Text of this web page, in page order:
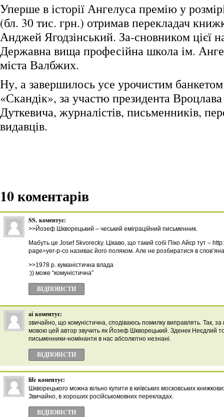
Уперше в історії Ангелуса премію у
(бл. 30 тис. грн.) отримав перекладач
Анджей Ягодзінський. За-сновником цієї
Державна вища професійна школа ім.
міста Валбжих.
Ну, а завершилось усе урочистим банкетом
«Скандік», за участю президента
Дуткевича, журналістів, письменників,
видавців.
10 коментарів
SS. коментує:
>>Йозеф Шкворецький – чеський еміграційний письменник.
Мабуть це Josef Skvorecky. Цікаво, що такий собі Піко Айєр тут –
page=yer-p-co називає його поляком. Але не розбиратися в
>>1978 р. куманістична влада
:)) може “комуністична”
ВІДПОВІCТИ
ai коментує:
звичайно, що комуністична, сподіваюсь помилку виправлять. Так,
мовою цей автор звучить як Йозеф Шкворецький. Зденек Неєдлий
письменники-номінанти в нас абсолютно незнані.
ВІДПОВІCТИ
life коментує:
Шкворецького можна вільно купити в київських московських
Звичайно, в хороших російськомовних перекладах.
ВІДПОВІCТИ